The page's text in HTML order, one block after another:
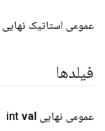
عمومی استاتیک نهایی Wi
فیلدها
عمومی نهایی int val